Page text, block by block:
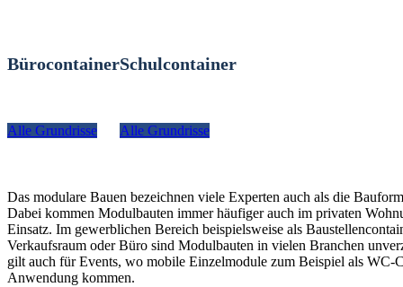
Bürocontainer
Alle Grundrisse
Schulcontainer
Alle Grundrisse
Das modulare Bauen bezeichnen viele Experten auch als die
Dabei kommen Modulbauten immer häufiger auch im privaten
Einsatz. Im gewerblichen Bereich beispielsweise als
Verkaufsraum oder Büro sind Modulbauten in vielen Branchen
gilt auch für Events, wo mobile Einzelmodule zum Beispiel als WC-
Anwendung kommen.